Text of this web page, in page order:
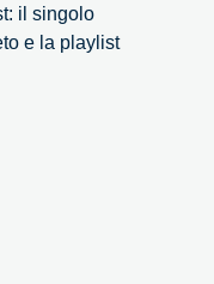
il singolo
e la playlist